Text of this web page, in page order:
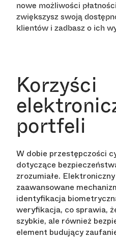
nowe możliwości
zwiększysz swoją
klientów i zadbasz o ich
Korzyści
portfeli
W dobie przestępczości
dotyczące
zrozumiałe.
zaawansowane
identyfikacja
weryfikacja, co sprawia,
szybkie, ale również
element budujący